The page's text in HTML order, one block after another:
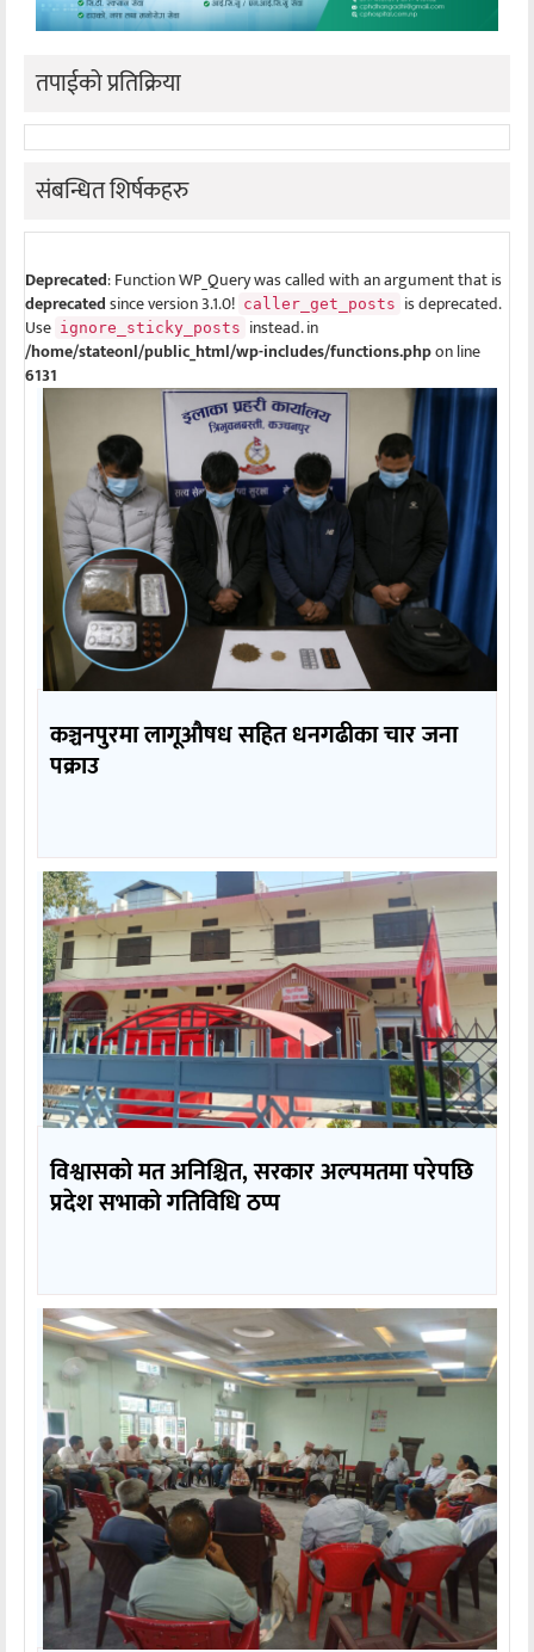
तपाईको प्रतिक्रिया
संबन्धित शिर्षकहरु
Deprecated: Function WP_Query was called with an argument that is
deprecatedsince version 3.1.0! caller_get_posts is deprecated.
Use ignore_sticky_posts instead. in
/home/stateonl/public_html/wp-includes/functions.phpon line
6131
कञ्चनपुरमा लागूऔषध सहित धनगढीका चार जना
पक्राउ
विश्वासको मत अनिश्चित, सरकार अल्पमतमा परेपछि
प्रदेश सभाको गतिविधि ठप्प